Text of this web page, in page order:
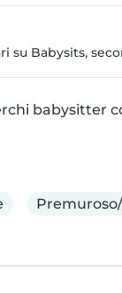
su Babysits,
babysitter